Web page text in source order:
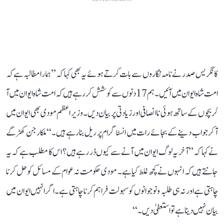
کانگریس صدر نے نامہ نگاروں سے بات کرتے ہوئے یہ بھی کہا کہ ’’ہمارا مطالبہ ہے کہ
امت شاہ ایوان میں آئیں۔ ہم 17 دنوں سے کوشش کر رہے ہیں کہ امت شاہ ایوان میں آ
کر بچوں کے ساتھ ہوئی ناانصافی اور زیادتی پر بیان دیں۔ وزیر اعظم مودی بھی ایوان میں
آ کر جواب دینے کے بجائے رات میں انسٹاگرام پر ریل بنا رہے ہیں۔‘‘ ملکارجن کھڑگے
نے کہا کہ ’’آخر یہ لوگ ایوان میں آنے سے کیوں ڈر رہے ہیں؟ اس کا مطلب ہے کہ یہ
جانتے ہیں کہ انہوں نے کچھ غلط کیا ہے۔ مودی حکومت نہ عوام کے مسائل کو حل کرنا
چاہتی ہے اور نہ ہی طلبہ و نوجوانوں کو سہولت فراہم کرنا چاہتی ہے۔ اگر انہیں ایوان میں
بیان نہیں دینا ہے تو استعفیٰ دیں۔‘‘